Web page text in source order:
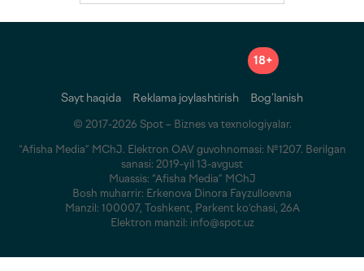
18+
Sayt haqida Reklama joylashtirish Bog‘lanish
© 2017-2026 Spot – Biznes va texnologiyalar.
“Afisha Media” MChJ. Elektron OAV guvohnomasi: №1207. Berilgan
sanasi: 2019-yil 13-avgust
Muassis: “Afisha Media” MChJ
Bosh muharrir: Erkenova Dinora Fayzulloevna
Manzil: 100007, Toshkent, Parkent ko‘chasi, 26A
Elektron manzil: info@spot.uz